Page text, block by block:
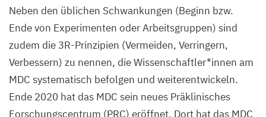
Neben den üblichen Schwankungen (Beginn bzw.
Ende von Experimenten oder Arbeitsgruppen) sind
zudem die 3R-Prinzipien (Vermeiden, Verringern,
Verbessern) zu nennen, die Wissenschaftler*innen am
MDC systematisch befolgen und weiterentwickeln.
Ende 2020 hat das MDC sein neues Präklinisches
Forschungscentrum (PRC) eröffnet. Dort hat das MDC